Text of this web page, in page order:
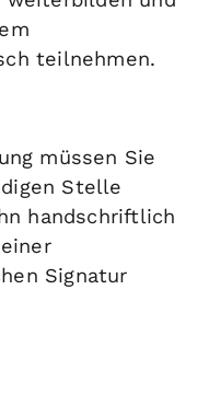
teilnehmen.
müssen Sie
Stelle
handschriftlich
Signatur